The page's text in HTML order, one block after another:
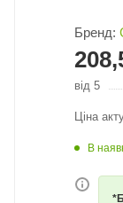
Бренд:
від 5
Ціна
В